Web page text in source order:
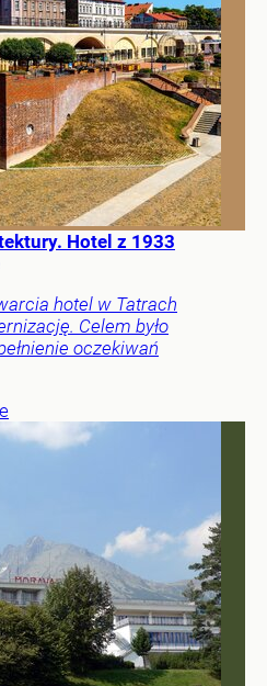
Hotel z 1933
hotel w Tatrach
Celem było
oczekiwań